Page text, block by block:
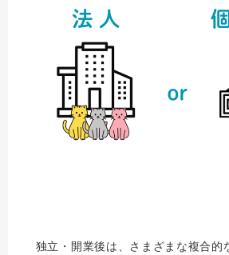
独立・開業後は、さまざまな複合的